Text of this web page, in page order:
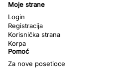
Moje strane
Login
Registracija
Korisnička strana
Korpa
Pomoć
Za nove posetioce